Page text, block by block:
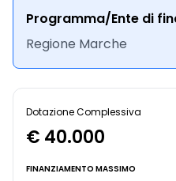
Programma/Ente di
Regione Marche
Dotazione Complessiva
€ 40.000
FINANZIAMENTO MASSIMO